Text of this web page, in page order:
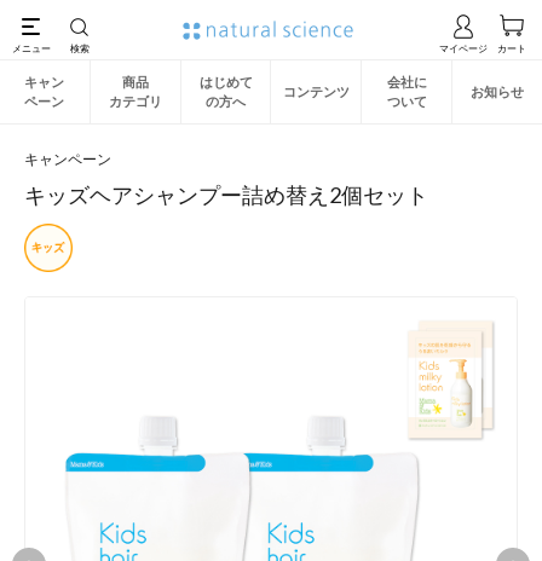
キャン
ペーン
商品
カテゴリ
はじめて
の方へ
コンテンツ
会社に
ついて
お知らせ
キャンペーン
キッズヘアシャンプー詰め替え2個セット